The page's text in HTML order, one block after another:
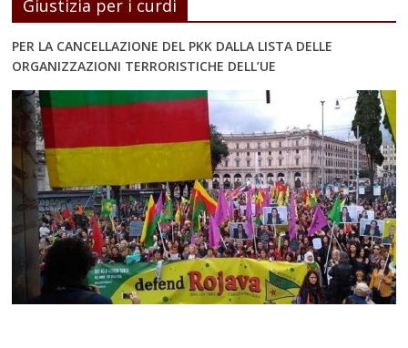
Giustizia per i curdi
PER LA CANCELLAZIONE DEL PKK DALLA LISTA DELLE
ORGANIZZAZIONI TERRORISTICHE DELL’UE